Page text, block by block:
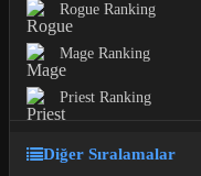
Rogue Ranking
Mage Ranking
Priest Ranking
Diğer Sıralamalar